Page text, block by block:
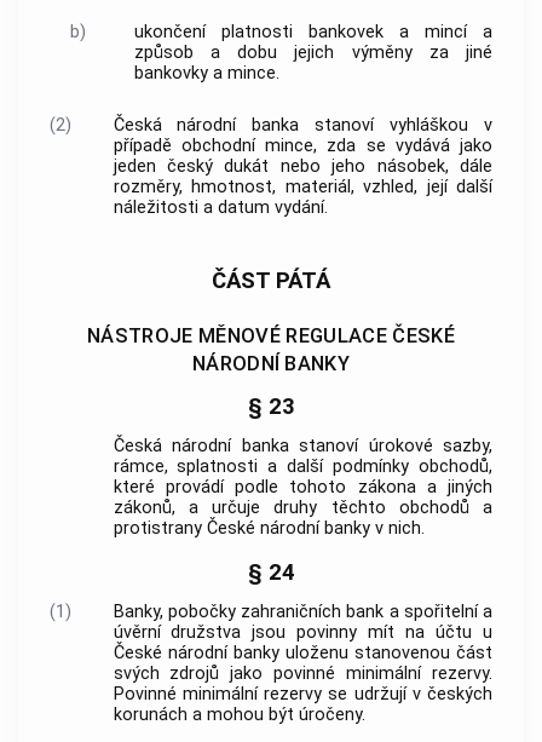
b)
ukončení platnosti bankovek a mincí a
způsob a dobu jejich výměny za jiné
bankovky a mince.
(2) Česká národní banka stanoví vyhláškou v
případě obchodní mince, zda se vydává jako
jeden český dukát nebo jeho násobek, dále
rozměry, hmotnost, materiál, vzhled, její další
náležitosti a datum vydání.
ČÁST PÁTÁ
NÁSTROJE MĚNOVÉ REGULACE ČESKÉ
NÁRODNÍ BANKY
§ 23
Česká národní bankastanoví úrokové sazby,
rámce, splatnosti a další podmínky obchodů,
které provádí podle tohoto zákona a jiných
zákonů, a určuje druhy těchto obchodů a
protistrany České národní bankyv nich.
§ 24
(1) Banky, pobočky zahraničních bank a spořitelní a
úvěrní družstva jsou povinny mít na účtu u
České národní bankyuloženu stanovenou část
svých zdrojů jako povinné minimální rezervy.
Povinné minimální rezervy se udržují v českých
korunách a mohou být úročeny.